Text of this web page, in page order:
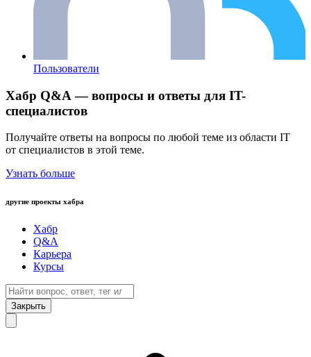
Пользователи
Хабр Q&A — вопросы и ответы для IT-
специалистов
Получайте ответы на вопросы по любой теме из области IT
от специалистов в этой теме.
Узнать больше
другие проекты хабра
Хабр
Q&A
Карьера
Курсы
Закрыть